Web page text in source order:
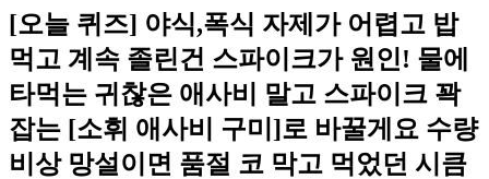
[오늘 퀴즈] 야식,폭식 자제가 어렵고 밥
먹고 계속 졸린건 스파이크가 원인! 물에
타먹는 귀찮은 애사비 말고 스파이크 꽉
잡는 [소휘 애사비 구미]로 바꿀게요 수량
비상 망설이면 품절 코 막고 먹었던 시큼